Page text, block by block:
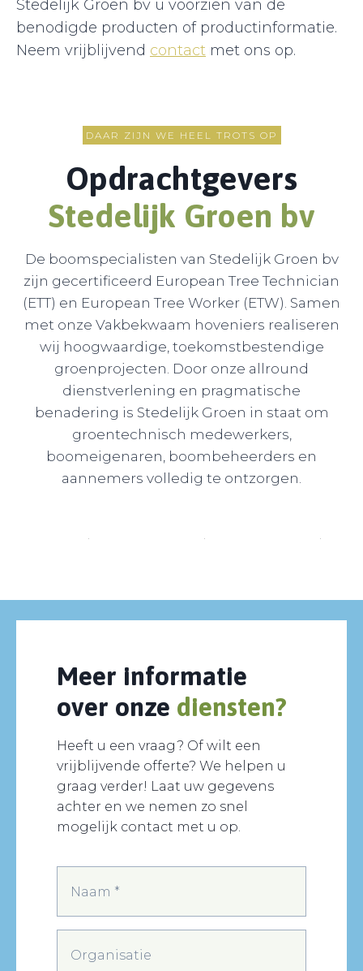
Stedelijk Groen bv u voorzien van de
benodigde producten of productinformatie.
Neem vrijblijvend contact met ons op.
DAAR ZIJN WE HEEL TROTS OP
Opdrachtgevers
Stedelijk Groen bv
De boomspecialisten van Stedelijk Groen bv
zijn gecertificeerd European Tree Technician
(ETT) en European Tree Worker (ETW). Samen
met onze Vakbekwaam hoveniers realiseren
wij hoogwaardige, toekomstbestendige
groenprojecten. Door onze allround
dienstverlening en pragmatische
benadering is Stedelijk Groen in staat om
groentechnisch medewerkers,
boomeigenaren, boombeheerders en
aannemers volledig te ontzorgen.
Meer informatie
over onze diensten?
Heeft u een vraag? Of wilt een
vrijblijvende offerte? We helpen u
graag verder! Laat uw gegevens
achter en we nemen zo snel
mogelijk contact met u op.